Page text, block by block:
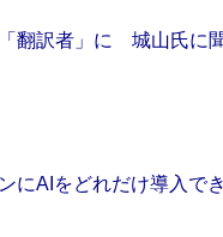
翻訳者」に 城山氏に
にAIをどれだけ導入で